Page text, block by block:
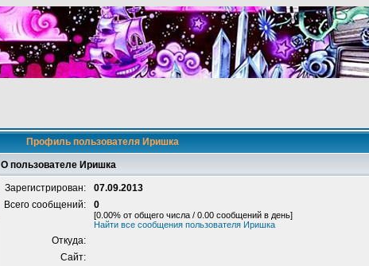
Профиль пользователя Иришка
О пользователе Иришка
Зарегистрирован:
07.09.2013
Всего сообщений:
0
[0.00% от общего числа / 0.00 сообщений в день]
Найти все сообщения пользователя Иришка
Откуда:
Сайт: